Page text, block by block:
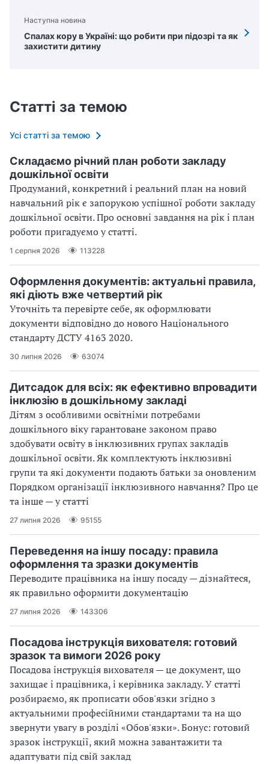
Наступна новина
Спалах кору в Україні: що робити при підозрі та як
захистити дитину
Статті за темою
Усі статті за темою
Складаємо річний план роботи закладу
дошкільної освіти
Продуманий, конкретний і реальний план на новий
навчальний рік є запорукою успішної роботи закладу
дошкільної освіти. Про основні завдання на рік і план
роботи пригадуємо у статті.
1 серпня 2026 113228
Оформлення документів: актуальні правила,
які діють вже четвертий рік
Уточніть та перевірте себе, як оформлювати
документи відповідно до нового Націо­нального
стандарту ДСТУ 4163 2020.
30 липня 2026 63074
Дитсадок для всіх: як ефективно впровадити
інклюзію в дошкільному закладі
Дітям з особливими освітніми потребами
дошкільного віку гарантоване законом право
здобувати освіту в інклюзивних групах закладів
дошкільної освіти. Як комплектують інклюзивні
групи та які документи подають батьки за оновленим
Порядком організації інклюзивного навчання? Про це
та інше — у статті
27 липня 2026 95155
Переведення на іншу посаду: правила
оформлення та зразки документів
Переводите працівника на іншу посаду — дізнайтеся,
як правильно оформити документацію
27 липня 2026 143306
Посадова інструкція вихователя: готовий
зразок та вимоги 2026 року
Посадова інструкція вихователя — це документ, що
захищає і працівника, і керівника закладу. У статті
розбираємо, як прописати обов'язки згідно з
актуальними професійними стандартами та на що
звернути увагу в розділі «Обов'язки». Бонус: готовий
зразок інструкції, який можна завантажити та
адаптувати під свій заклад